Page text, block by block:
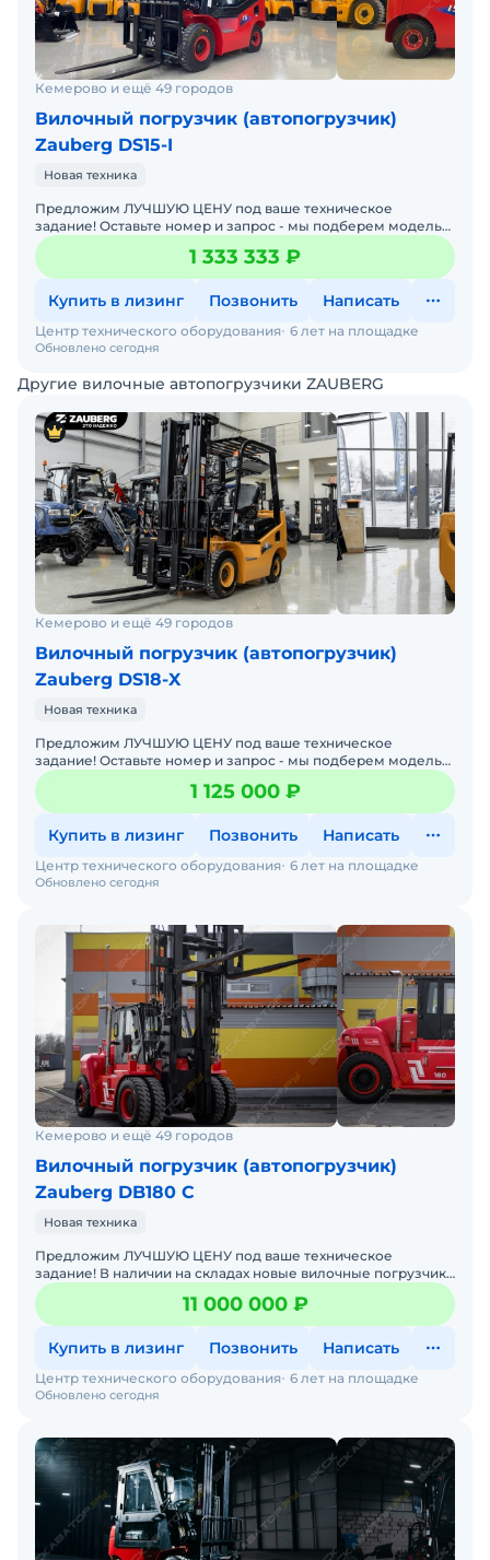
Кемерово и ещё 49 городов
Вилочный погрузчик (автопогрузчик)
Zauberg DS15-I
Новая техника
Предложим ЛУЧШУЮ ЦЕНУ под ваше техническое
задание! Оставьте номер и запрос - мы подберем модель
со СКИДКОЙ. В наличии на складах новые вилочные
погрузчики
1 333 333 ₽
Купить в лизинг Позвонить Написать
Обновлено сегодня
Центр технического оборудования 6 лет на площадке
Другие вилочные автопогрузчики ZAUBERG
Кемерово и ещё 49 городов
Вилочный погрузчик (автопогрузчик)
Zauberg DS18-X
Новая техника
Предложим ЛУЧШУЮ ЦЕНУ под ваше техническое
задание! Оставьте номер и запрос - мы подберем модель
со СКИДКОЙ. В наличии на складах новые вилочные
погрузчики
1 125 000 ₽
Купить в лизинг Позвонить Написать
Обновлено сегодня
Центр технического оборудования 6 лет на площадке
Кемерово и ещё 49 городов
Вилочный погрузчик (автопогрузчик)
Zauberg DB180 C
Новая техника
Предложим ЛУЧШУЮ ЦЕНУ под ваше техническое
задание! В наличии на складах новые вилочные погрузчики
с официальной гарантией от производителя. Оперативная
дос
11 000 000 ₽
Купить в лизинг Позвонить Написать
Обновлено сегодня
Центр технического оборудования 6 лет на площадке